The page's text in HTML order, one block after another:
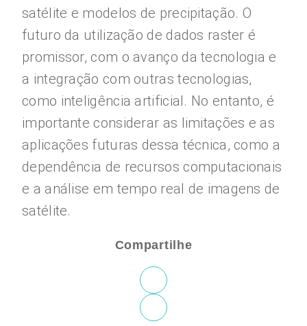
satélite e modelos de precipitação. O
futuro da utilização de dados raster é
promissor, com o avanço da tecnologia e
a integração com outras tecnologias,
como inteligência artificial. No entanto, é
importante considerar as limitações e as
aplicações futuras dessa técnica, como a
dependência de recursos computacionais
e a análise em tempo real de imagens de
satélite.
Compartilhe